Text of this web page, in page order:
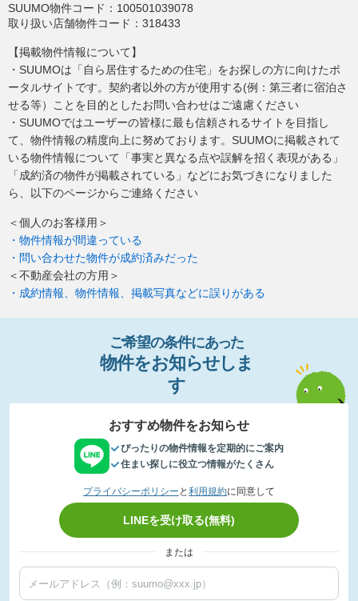
SUUMO物件コード： 100501039078
取り扱い店舗物件コード： 318433
【掲載物件情報について】
・SUUMOは「自ら居住するための住宅」をお探しの方に向けたポ
ータルサイトです。契約者以外の方が使用する(例：第三者に宿泊さ
せる等）ことを目的としたお問い合わせはご遠慮ください
・SUUMOではユーザーの皆様に最も信頼されるサイトを目指し
て、物件情報の精度向上に努めております。SUUMOに掲載されて
いる物件情報について「事実と異なる点や誤解を招く表現がある」
「成約済の物件が掲載されている」などにお気づきになりました
ら、以下のページからご連絡ください
＜個人のお客様用＞
・物件情報が間違っている
・問い合わせた物件が成約済みだった
＜不動産会社の方用＞
・成約情報、物件情報、掲載写真などに誤りがある
ご希望の条件にあった
物件をお知らせし ま
す
おすすめ物件をお知らせ
ぴったりの物件情報を定期的にご案内
住まい探しに役立つ情報がたくさん
プライバシーポリシー と 利用規約に同意して
LINEを受け取る(無料)
または